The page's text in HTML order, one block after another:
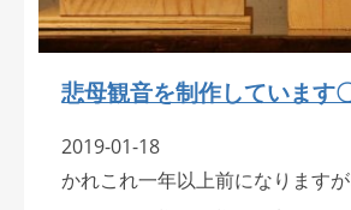
悲母観音を制作しています
2019-01-18
かれこれ一年以上前になります